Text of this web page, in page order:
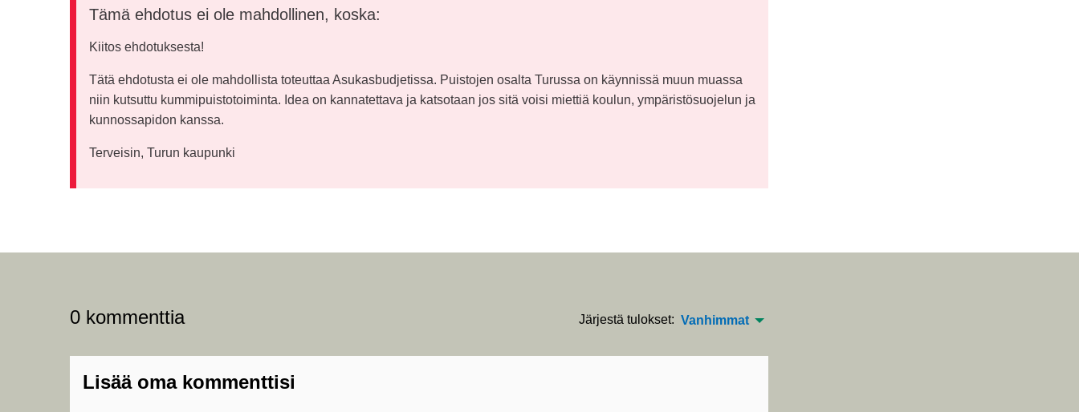
Tämä ehdotus ei ole mahdollinen, koska:
Kiitos ehdotuksesta!
Tätä ehdotusta ei ole mahdollista toteuttaa Asukasbudjetissa. Puistojen osalta Turussa on käynnissä muun muassa
niin kutsuttu kummipuistotoiminta. Idea on kannatettava ja katsotaan jos sitä voisi miettiä koulun, ympäristösuojelun ja
kunnossapidon kanssa.
Terveisin, Turun kaupunki
0 kommenttia Järjestä tulokset: Vanhimmat
Lisää oma kommenttisi